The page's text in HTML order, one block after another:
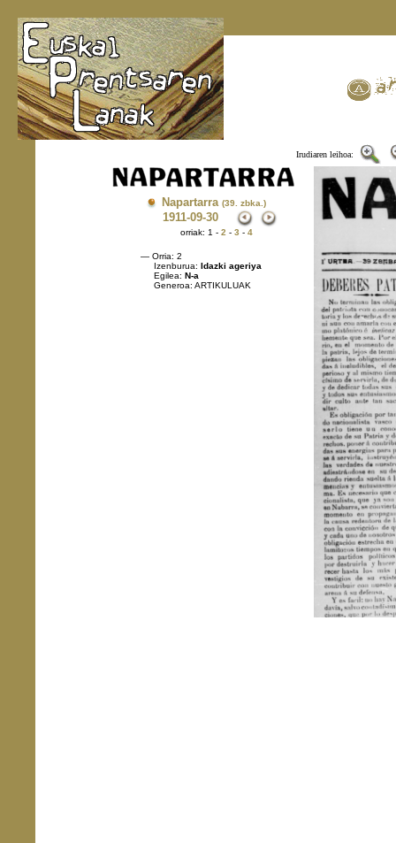
Irudiaren leihoa:
Napartarra (39. zbka.)
1911-09-30
orriak: 1 - 2 - 3 - 4
— Orria: 2
Izenburua: Idazki ageriya
Egilea: N-a
Generoa: ARTIKULUAK